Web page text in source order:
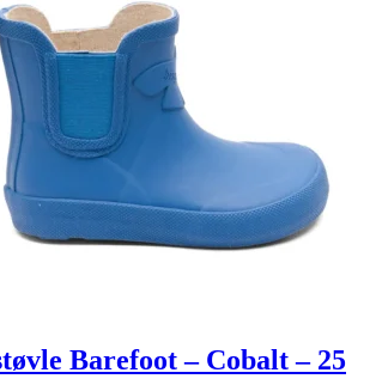
Barefoot – Cobalt – 25